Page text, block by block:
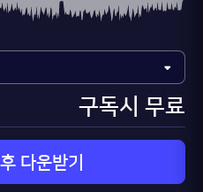
구독시 무료
다운받기